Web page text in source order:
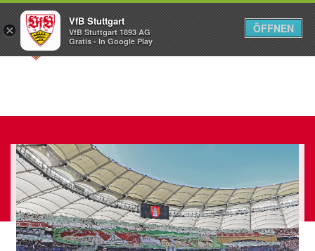
Menü
×
VfB Stuttgart
VfB Stuttgart 1893 AG
Gratis - In Google Play
ÖFFNEN